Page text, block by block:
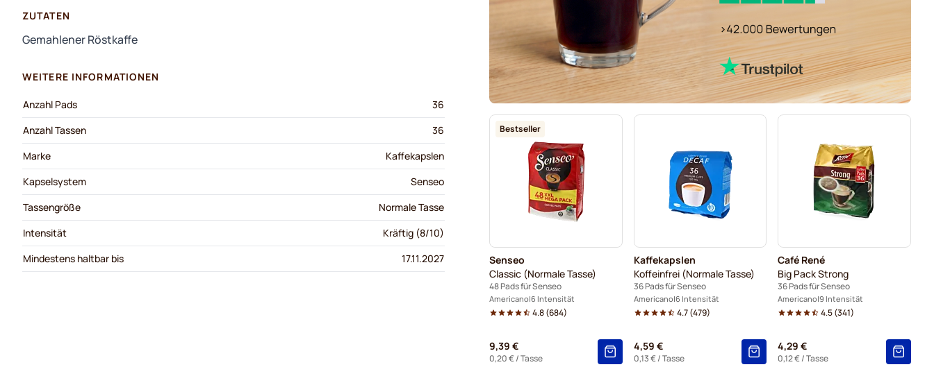
Bestseller
Senseo
Classic (Normale Tasse)
48 Pads für Senseo
Americano 6 Intensität
4.8(684)
9,39 €
0,20 €/ Tasse
Kaffekapslen
Koffeinfrei (Normale Tasse)
36 Pads für Senseo
Americano 6 Intensität
4.7(479)
4,59 €
0,13 €/ Tasse
Café René
Big Pack Strong
36 Pads für Senseo
Americano 9 Intensität
4.5(341)
4,29 €
0,12 €/ Tasse
ZUTATEN
Gemahlener Röstkaffe
WEITERE INFORMATIONEN
Anzahl Pads
36
Anzahl Tassen
36
Marke
Kaffekapslen
Kapselsystem
Senseo
Tassengröße
Normale Tasse
Intensität
Kräftig (8/10)
Mindestens haltbar bis
17.11.2027